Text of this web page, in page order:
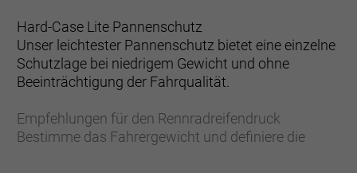
Hard-Case Lite Pannenschutz
Unser leichtester Pannenschutz bietet eine einzelne
Schutzlage bei niedrigem Gewicht und ohne
Beeinträchtigung der Fahrqualität.
Empfehlungen für den Rennradreifendruck
Bestimme das Fahrergewicht und definiere die